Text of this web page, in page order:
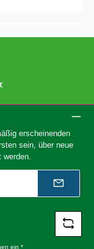
erscheinenden
sein, über neue
ein *